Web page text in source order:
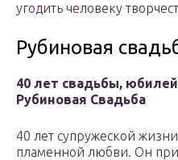
угодить человеку
Рубиновая
40 лет свадьбы,
Рубиновая Свадьба
40 лет супружеской
пламенной любви. Он